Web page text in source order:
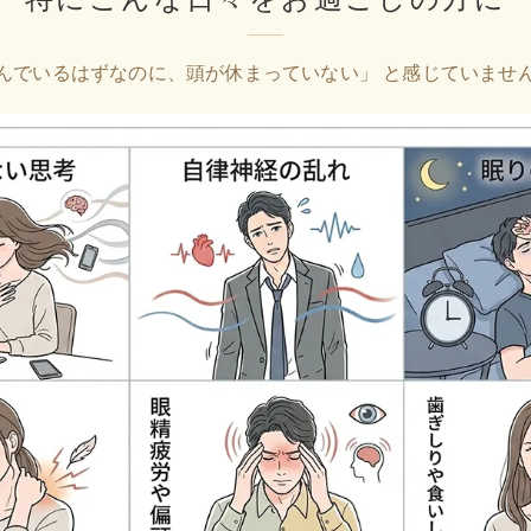
でいるはずなのに、頭が休まっていない」 と感じていませ